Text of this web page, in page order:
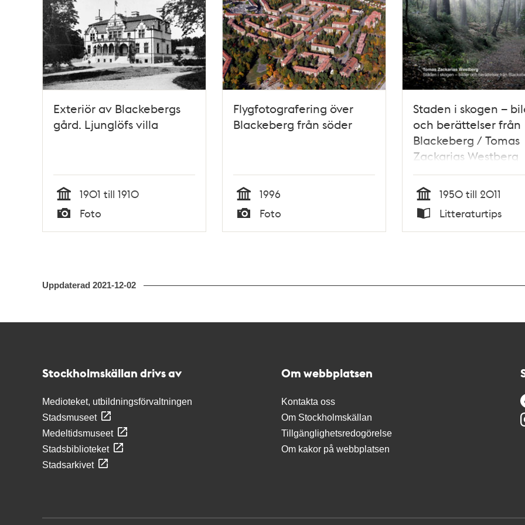
och
teman
Exteriör av Blackebergs
gård. Ljunglöfs villa
Tid
1901 till 1910
Typ
Foto
Flygfotografering över
Blackeberg från söder
Tid
1996
Typ
Foto
Staden i skogen –
och berättelser från
Blackeberg / Tomas
Zackarias Westberg
Tid
1950 till 2011
Typ
Litteraturtips
Uppdaterad 2021-12-02
Stockholmskällan drivs av
Medioteket, utbildningsförvaltningen
Stadsmuseet
Medeltidsmuseet
Stadsbiblioteket
Stadsarkivet
Om webbplatsen
Kontakta oss
Om Stockholmskällan
Tillgänglighetsredogörelse
Om kakor på webbplatsen